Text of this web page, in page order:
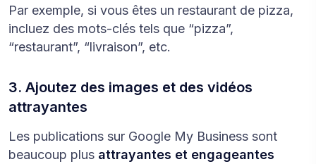
Par exemple, si vous êtes un restaurant de pizza,
incluez des mots-clés tels que “pizza”,
“restaurant”, “livraison”, etc.
3. Ajoutez des images et des vidéos
attrayantes
Les publications sur Google My Business sont
beaucoup plus attrayantes et engageantes